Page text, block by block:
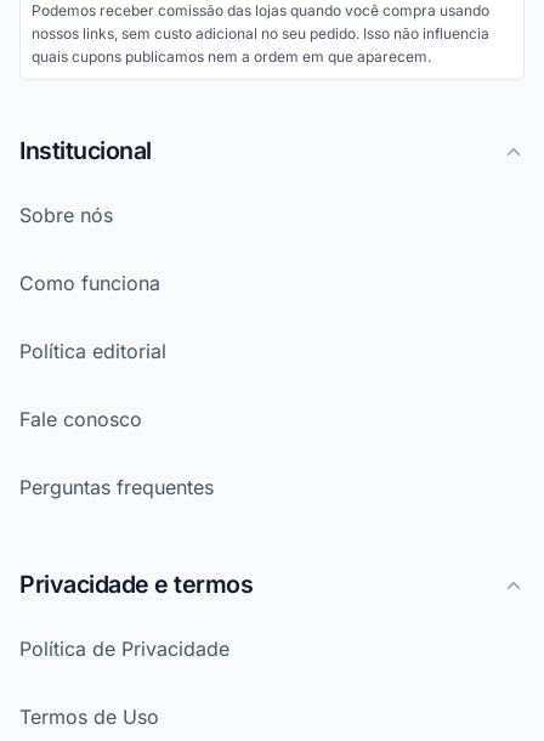
Podemos receber comissão das lojas quando você compra usando
nossos links, sem custo adicional no seu pedido. Isso não influencia
quais cupons publicamos nem a ordem em que aparecem.
Institucional
Sobre nós
Como funciona
Política editorial
Fale conosco
Perguntas frequentes
Privacidade e termos
Política de Privacidade
Termos de Uso